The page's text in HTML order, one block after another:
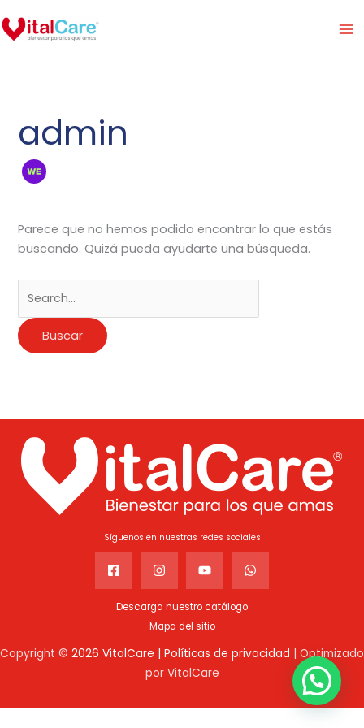
al
admin
Parece que no hemos podido encontrar lo que estás
buscando. Quizá pueda ayudarte una búsqueda.
por:
Síguenos en nuestras redes sociales
Descarga nuestro catálogo
Mapa del sitio
Copyright © 2026 VitalCare | Políticas de privacidad | Optimizado
por VitalCare